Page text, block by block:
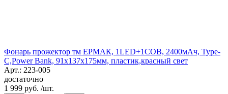
Фонарь прожектор тм ЕРМАК, 1LED+1COB, 2400мАч, Type-
C,Power Bank, 91х137х175мм, пластик,красный свет
Арт.: 223-005
достаточно
1 999 руб. /шт.